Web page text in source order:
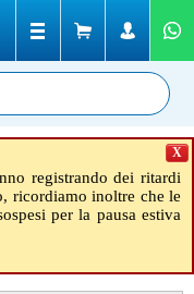
registrando dei ritardi
ricordiamo inoltre che le
per la pausa estiva
X